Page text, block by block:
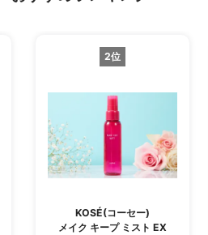
2位
KOSÉ(コーセー)
メイク キープ ミスト EX